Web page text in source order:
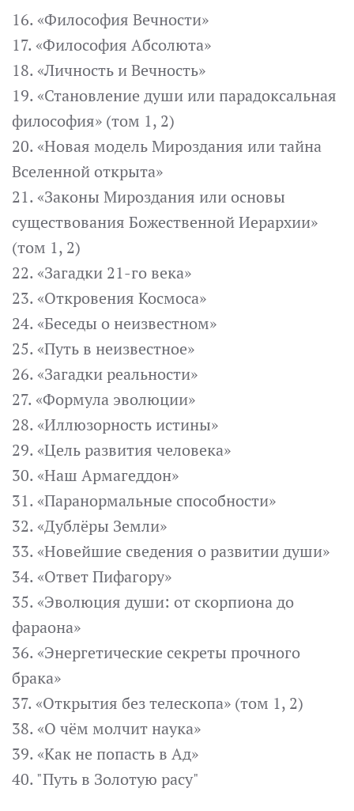
16. «Философия Вечности»
17. «Философия Абсолюта»
18. «Личность и Вечность»
19. «Становление души или парадоксальная
философия» (том 1, 2)
20. «Новая модель Мироздания или тайна
Вселенной открыта»
21. «Законы Мироздания или основы
существования Божественной Иерархии»
(том 1, 2)
22. «Загадки 21-го века»
23. «Откровения Космоса»
24. «Беседы о неизвестном»
25. «Путь в неизвестное»
26. «Загадки реальности»
27. «Формула эволюции»
28. «Иллюзорность истины»
29. «Цель развития человека»
30. «Наш Армагеддон»
31. «Паранормальные способности»
32. «Дублёры Земли»
33. «Новейшие сведения о развитии души»
34. «Ответ Пифагору»
35. «Эволюция души: от скорпиона до
фараона»
36. «Энергетические секреты прочного
брака»
37. «Открытия без телескопа» (том 1, 2)
38. «О чём молчит наука»
39. «Как не попасть в Ад»
40. "Путь в Золотую расу"